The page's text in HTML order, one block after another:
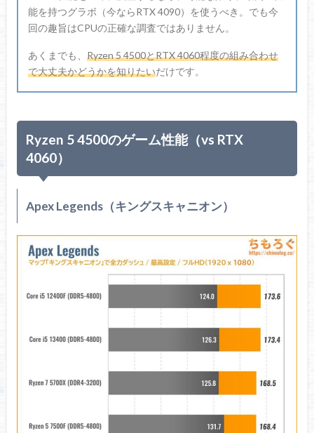
能を持つグラボ（今ならRTX 4090）を使うべき。でも今
回の趣旨はCPUの正確な調査ではありません。
あくまでも、 Ryzen 5 4500とRTX 4060程度の組み合わせ
で大丈夫かどうかを知りたいだけです。
Ryzen 5 4500のゲーム性能（vs RTX
4060）
Apex Legends（キングスキャニオン）